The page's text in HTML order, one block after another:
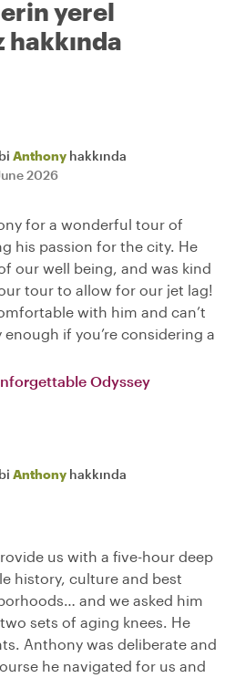
yerel
hakkında
Anthony hakkında
2026
for a wonderful tour of
his passion for the city. He
our well being, and was kind
tour to allow for our jet lag!
with him and can’t
if you’re considering a
Odyssey
Anthony hakkında
us with a five-hour deep
history, culture and best
and we asked him
sets of aging knees. He
Anthony was deliberate and
he navigated for us and